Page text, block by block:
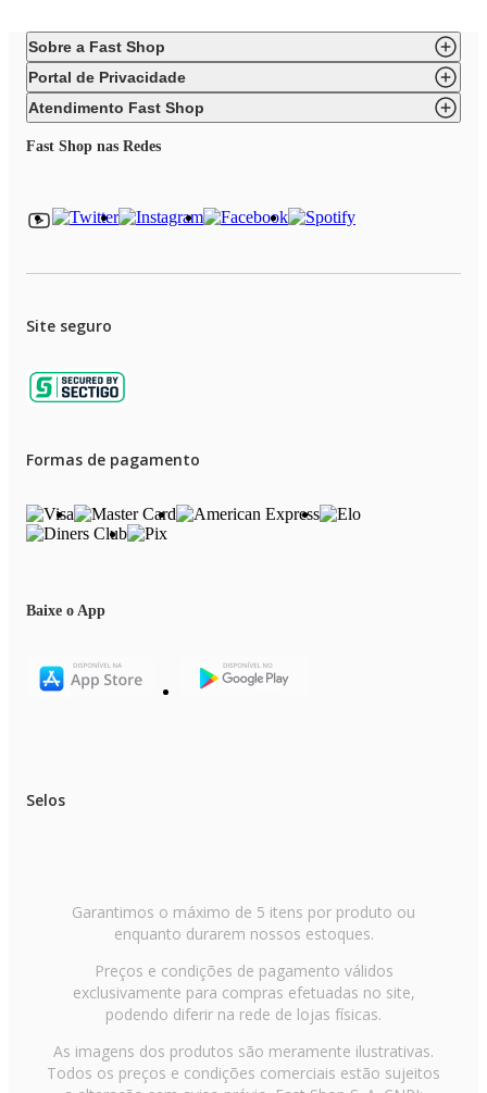
Sobre a Fast Shop
Portal de Privacidade
Atendimento Fast Shop
Fast Shop nas Redes
Site seguro
Formas de pagamento
Baixe o App
Selos
Garantimos o máximo de 5 itens por produto ou
enquanto durarem nossos estoques.
Preços e condições de pagamento válidos
exclusivamente para compras efetuadas no site,
podendo diferir na rede de lojas físicas.
As imagens dos produtos são meramente ilustrativas.
Todos os preços e condições comerciais estão sujeitos